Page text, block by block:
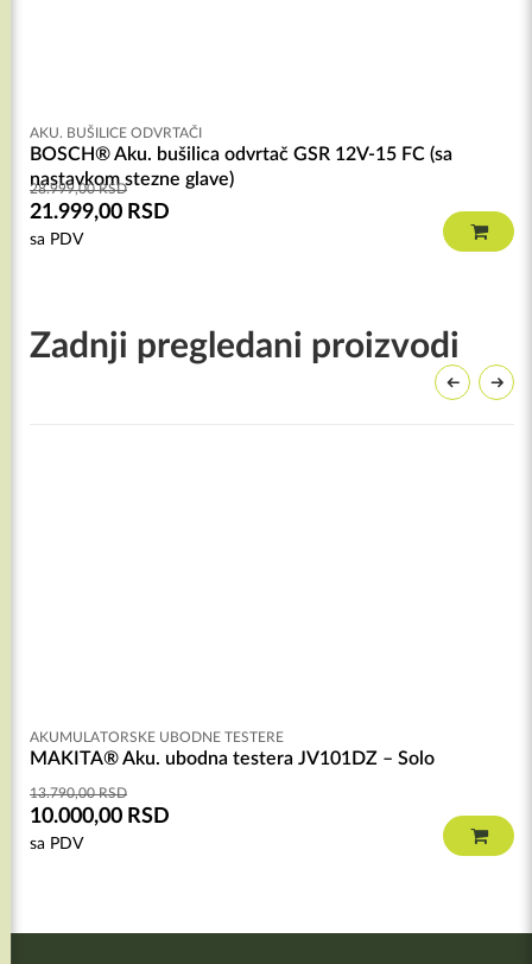
AKU. BUŠILICE ODVRTAČI
BOSCH® Aku. bušilica odvrtač GSR 12V-15 FC (sa
nastavkom stezne glave)
28.999,00RSD
21.999,00 RSD
sa PDV
Zadnji pregledani proizvodi
AKUMULATORSKE UBODNE TESTERE
MAKITA® Aku. ubodna testera JV101DZ – Solo
13.790,00RSD
10.000,00 RSD
sa PDV